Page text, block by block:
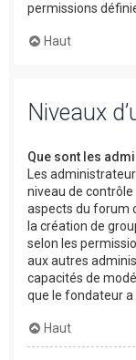
permissions
Haut
Niveaux
Que sont les
Les
niveau de
aspects du forum
la création de
selon les
aux autres
capacités de
que le fondateur a
Haut